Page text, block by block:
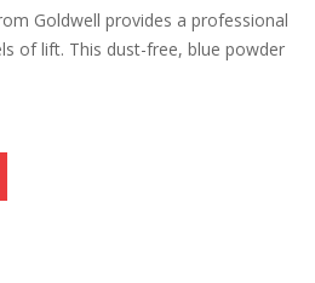
Goldwell provides a professional
of lift. This dust-free, blue powder